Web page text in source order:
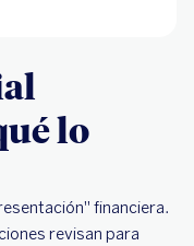
lo
financiera.
revisan para